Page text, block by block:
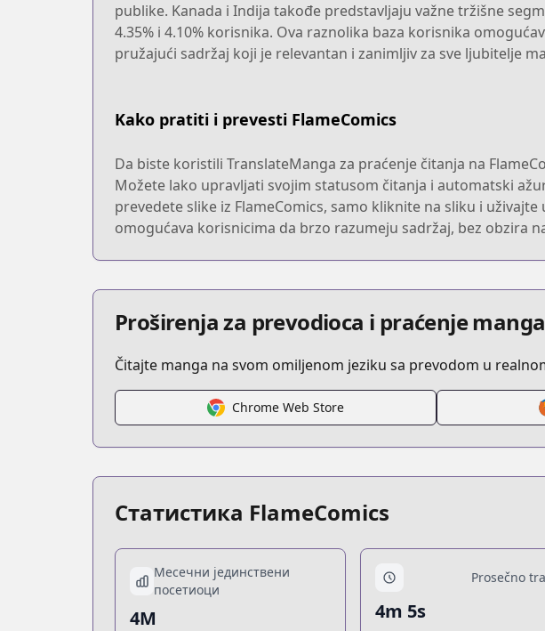
publike. Kanada i Indija takođe predstavljaju važne tržišne
4.35% i 4.10% korisnika. Ova raznolika baza korisnika
pružajući sadržaj koji je relevantan i zanimljiv za sve ljubitelje
Kako pratiti i prevesti FlameComics
Da biste koristili TranslateManga za praćenje čitanja na
Možete lako upravljati svojim statusom čitanja i automatski
prevedete slike iz FlameComics, samo kliknite na sliku i
omogućava korisnicima da brzo razumeju sadržaj, bez obzira
Proširenja za prevodioca i praćenje manga
Čitajte manga na svom omiljenom jeziku sa prevodom u
Chrome Web Store
Статистика FlameComics
Месечни јединствени
посетиоци
4M
Prosečno
4m 5s